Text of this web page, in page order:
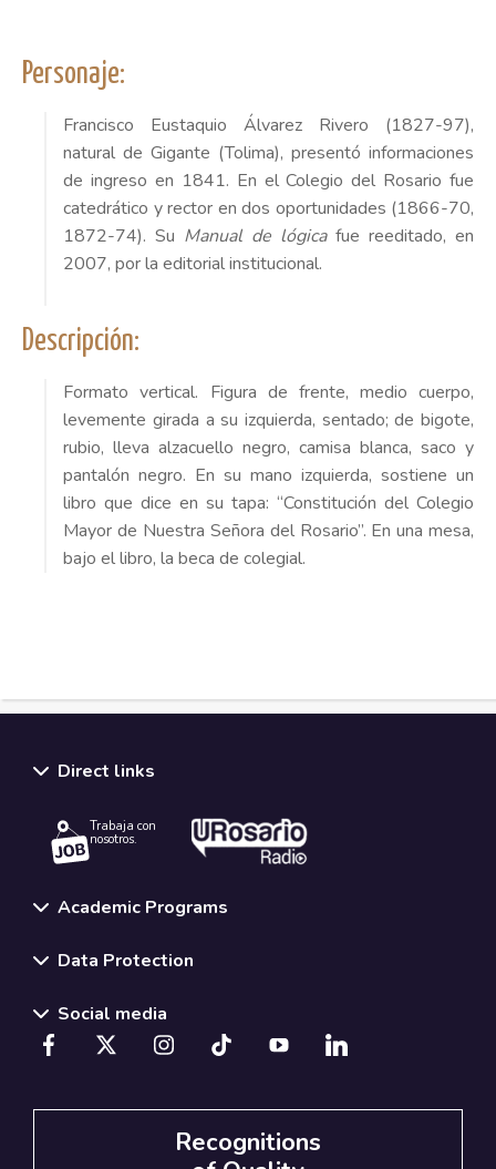
Personaje:
Francisco Eustaquio Álvarez Rivero (1827-97),
natural de Gigante (Tolima), presentó informaciones
de ingreso en 1841. En el Colegio del Rosario fue
catedrático y rector en dos oportunidades (1866-70,
1872-74). Su Manual de lógicafue reeditado, en
2007, por la editorial institucional.
Descripción:
Formato vertical. Figura de frente, medio cuerpo,
levemente girada a su izquierda, sentado; de bigote,
rubio, lleva alzacuello negro, camisa blanca, saco y
pantalón negro. En su mano izquierda, sostiene un
libro que dice en su tapa: “Constitución del Colegio
Mayor de Nuestra Señora del Rosario”. En una mesa,
bajo el libro, la beca de colegial.
Direct links
Trabaja con
nosotros.
Academic Programs
Data Protection
Social media
Recognitions